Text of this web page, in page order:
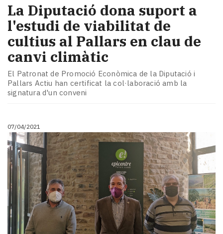
La Diputació dona suport a
l'estudi de viabilitat de
cultius al Pallars en clau de
canvi climàtic
El Patronat de Promoció Econòmica de la Diputació i
Pallars Actiu han certificat la col·laboració amb la
signatura d'un conveni
07/04/2021